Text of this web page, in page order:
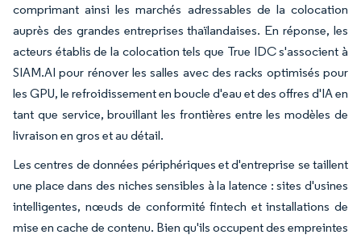
comprimant ainsi les marchés adressables de la colocation
auprès des grandes entreprises thaïlandaises. En réponse, les
acteurs établis de la colocation tels que True IDC s'associent à
SIAM.AI pour rénover les salles avec des racks optimisés pour
les GPU, le refroidissement en boucle d'eau et des offres d'IA en
tant que service, brouillant les frontières entre les modèles de
livraison en gros et au détail.
Les centres de données périphériques et d'entreprise se taillent
une place dans des niches sensibles à la latence : sites d'usines
intelligentes, nœuds de conformité fintech et installations de
mise en cache de contenu. Bien qu'ils occupent des empreintes